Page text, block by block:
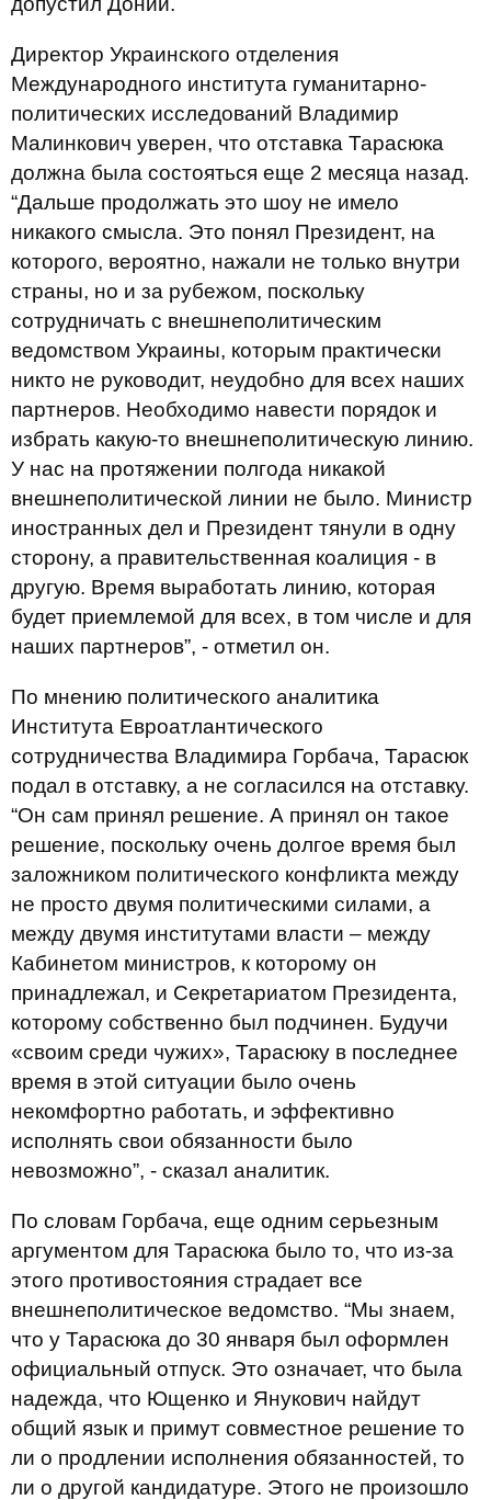
Директор Украинского отделения
Международного института гуманитарно-
политических исследований Владимир
Малинкович уверен, что отставка Тарасюка
должна была состояться еще 2 месяца назад.
“Дальше продолжать это шоу не имело
никакого смысла. Это понял Президент, на
которого, вероятно, нажали не только внутри
страны, но и за рубежом, поскольку
сотрудничать с внешнеполитическим
ведомством Украины, которым практически
никто не руководит, неудобно для всех наших
партнеров. Необходимо навести порядок и
избрать какую-то внешнеполитическую линию.
У нас на протяжении полгода никакой
внешнеполитической линии не было. Министр
иностранных дел и Президент тянули в одну
сторону, а правительственная коалиция - в
другую. Время выработать линию, которая
будет приемлемой для всех, в том числе и для
наших партнеров”, - отметил он.
По мнению политического аналитика
Института Евроатлантического
сотрудничества Владимира Горбача, Тарасюк
подал в отставку, а не согласился на отставку.
“Он сам принял решение. А принял он такое
решение, поскольку очень долгое время был
заложником политического конфликта между
не просто двумя политическими силами, а
между двумя институтами власти – между
Кабинетом министров, к которому он
принадлежал, и Секретариатом Президента,
которому собственно был подчинен. Будучи
«своим среди чужих», Тарасюку в последнее
время в этой ситуации было очень
некомфортно работать, и эффективно
исполнять свои обязанности было
невозможно”, - сказал аналитик.
По словам Горбача, еще одним серьезным
аргументом для Тарасюка было то, что из-за
этого противостояния страдает все
внешнеполитическое ведомство. “Мы знаем,
что у Тарасюка до 30 января был оформлен
официальный отпуск. Это означает, что была
надежда, что Ющенко и Янукович найдут
общий язык и примут совместное решение то
ли о продлении исполнения обязанностей, то
ли о другой кандидатуре. Этого не произошло